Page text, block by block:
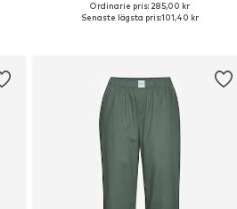
Tillgängliga storlekar: XS, S, M, XL, XXL
Ordinarie pris: 285,00 kr
Senaste lägsta pris:101,40 kr